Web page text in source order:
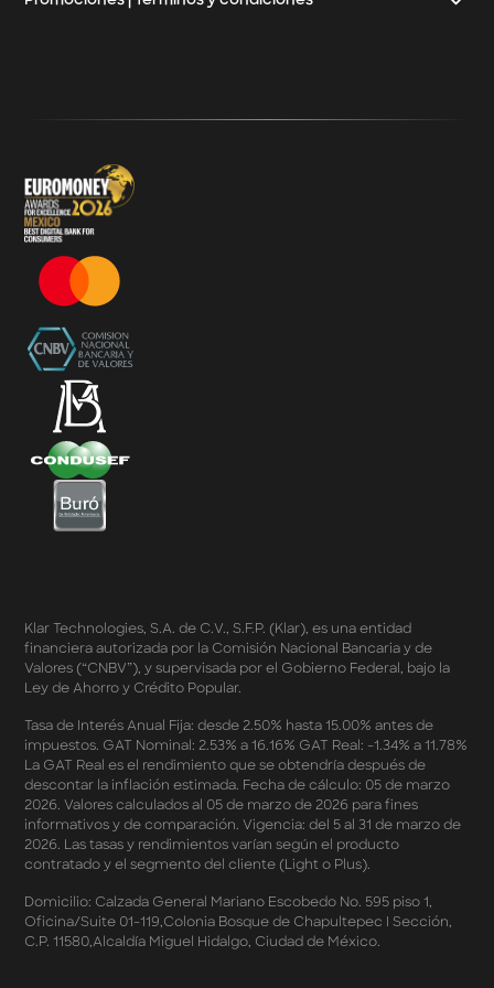
Términos y Condiciones - SplitK Tarjeta de Crédito No
Términos y Condiciones – Acceso a Klar Plus sin costo
Términos y Condiciones – 20% Cashback en
supermercados participantes
Términos y Condiciones Juegos de Mexico 2026
Términos y Condiciones - Amazon Prime Day 2026
Términos y Condiciones – Diferimiento de Compras
con 0% de Interés Desde App
Términos y Condiciones de Beneficios Uber Card
Powered by Klar
Klarfest - Mayo 2026
Klarfest - Día de las Madres 2026
Compra Mínima Klar Plus - SplitK 0% - Cashback
Starbucks 50% - Cashback 20% Décima Compra
Términos y Condiciones - Cashback Primera Compra
en Apple Pay
Términos y Condiciones - Mastercard te lleva a la
Términos y Condiciones – Fechas Dobles “3 de 3” 2026
Mercado Libre
Términos y Condiciones - Reducción Tasa de Interés en
Términos y Condiciones - Apartados - Tasas
Preferentes Febrero 2026
Términos y Condiciones - Programa de Cashback
AWIN
Pago de Servicios a MSI – Supermercados Enero -
Marzo 2026
Términos y Condiciones - Meses Sin Intereses y SplitK
Cashback
Términos y Condiciones Aplicables a la Tarjeta de
Klar Technologies, S.A. de C.V., S.F.P. (Klar), es una entidad
financiera autorizada por la Comisión Nacional Bancaria y de
Valores (“CNBV”), y supervisada por el Gobierno Federal, bajo la
Ley de Ahorro y Crédito Popular.
Tasa de Interés Anual Fija: desde 2.50% hasta 15.00% antes de
impuestos. GAT Nominal: 2.53% a 16.16% GAT Real: -1.34% a 11.78%
La GAT Real es el rendimiento que se obtendría después de
descontar la inflación estimada. Fecha de cálculo: 05 de marzo
2026. Valores calculados al 05 de marzo de 2026 para fines
informativos y de comparación. Vigencia: del 5 al 31 de marzo de
2026. Las tasas y rendimientos varían según el producto
contratado y el segmento del cliente (Light o Plus).
Domicilio: Calzada General Mariano Escobedo No. 595 piso 1,
Oficina/Suite 01-119,Colonia Bosque de Chapultepec I Sección,
C.P. 11580,Alcaldía Miguel Hidalgo, Ciudad de México.